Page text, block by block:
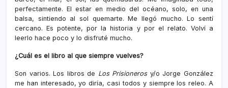
perfectamente. El estar en medio del océano, solo, en una
balsa, sintiendo al sol quemarte. Me llegó mucho. Lo sentí
cercano. Es potente, por la historia y por el relato. Volví a
leerlo hace poco y lo disfruté mucho.
¿Cuál es el libro al que siempre vuelves?
Son varios. Los libros de Los Prisioneros y/o Jorge González
me han interesado, yo diría, casi todos y siempre los releo. A